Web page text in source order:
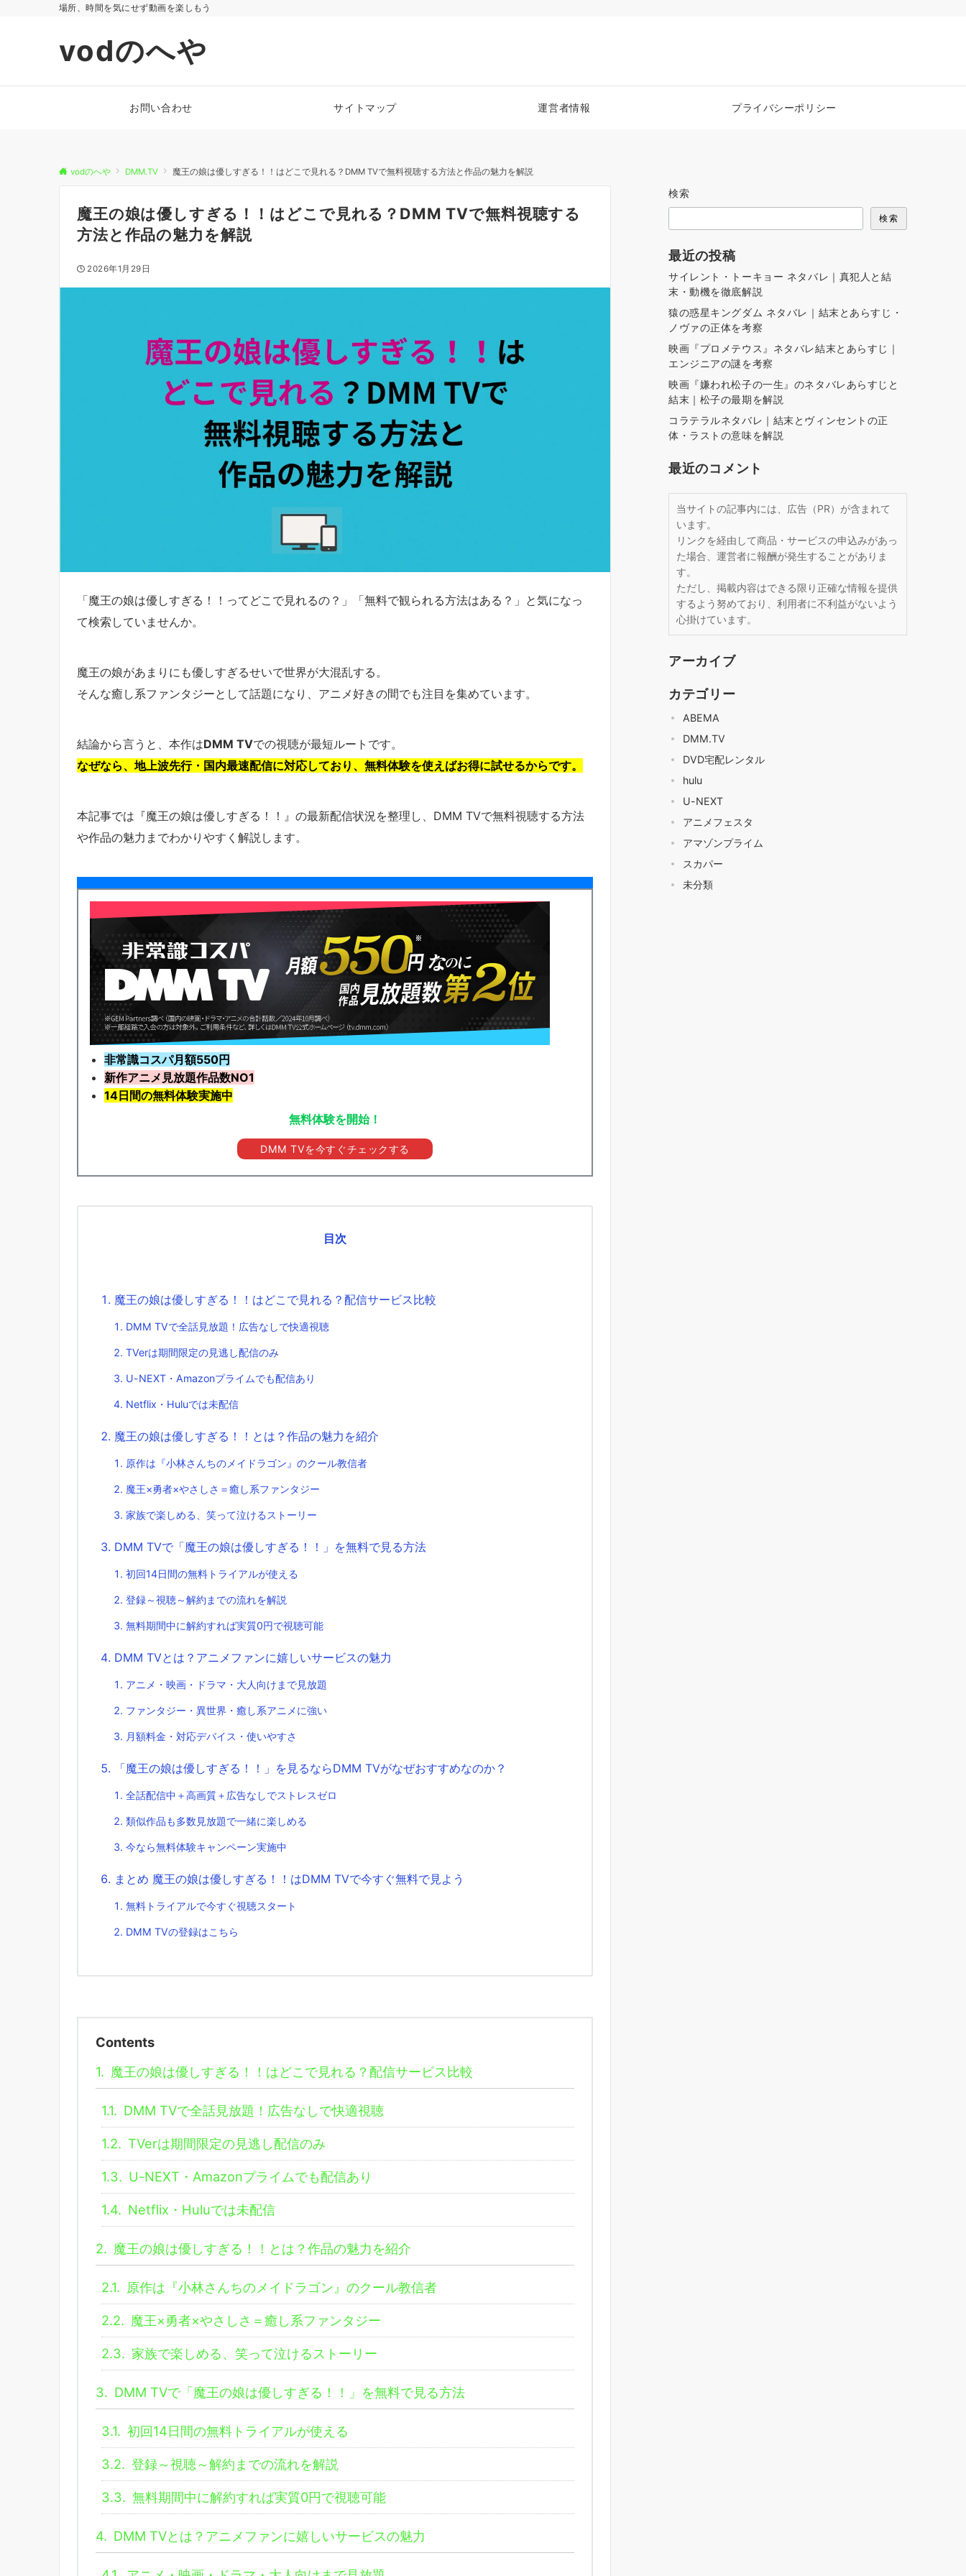
場所、時間を気にせず動画を楽しもう
vodのへや
お問い合わせ サイトマップ 運営者情報 プライバシーポリシー
vodのへや DMM.TV 魔王の娘は優しすぎる！！はどこで見れる？DMM TVで無料視聴する方法と作品の魅力を解説
魔王の娘は優しすぎる！！はどこで見れる？DMM TVで無料視聴する
方法と作品の魅力を解説
2026年1月29日
「魔王の娘は優しすぎる！！ってどこで見れるの？」「無料で観られる方法はある？」と気になっ
て検索していませんか。
魔王の娘があまりにも優しすぎるせいで世界が大混乱する。
そんな癒し系ファンタジーとして話題になり、アニメ好きの間でも注目を集めています。
結論から言うと、本作はDMM TVでの視聴が最短ルートです。
なぜなら、地上波先行・国内最速配信に対応しており、無料体験を使えばお得に試せるからです。
本記事では『魔王の娘は優しすぎる！！』の最新配信状況を整理し、DMM TVで無料視聴する方法
や作品の魅力までわかりやすく解説します。
非常識コスパ月額550円
新作アニメ見放題作品数NO1
14日間の無料体験実施中
無料体験を開始！
DMM TVを今すぐチェックする
目次
魔王の娘は優しすぎる！！はどこで見れる？配信サービス比較
DMM TVで全話見放題！広告なしで快適視聴
TVerは期間限定の見逃し配信のみ
U-NEXT・Amazonプライムでも配信あり
Netflix・Huluでは未配信
魔王の娘は優しすぎる！！とは？作品の魅力を紹介
原作は『小林さんちのメイドラゴン』のクール教信者
魔王×勇者×やさしさ＝癒し系ファンタジー
家族で楽しめる、笑って泣けるストーリー
DMM TVで「魔王の娘は優しすぎる！！」を無料で見る方法
初回14日間の無料トライアルが使える
登録～視聴～解約までの流れを解説
無料期間中に解約すれば実質0円で視聴可能
DMM TVとは？アニメファンに嬉しいサービスの魅力
アニメ・映画・ドラマ・大人向けまで見放題
ファンタジー・異世界・癒し系アニメに強い
月額料金・対応デバイス・使いやすさ
「魔王の娘は優しすぎる！！」を見るならDMM TVがなぜおすすめなのか？
全話配信中＋高画質＋広告なしでストレスゼロ
類似作品も多数見放題で一緒に楽しめる
今なら無料体験キャンペーン実施中
まとめ 魔王の娘は優しすぎる！！はDMM TVで今すぐ無料で見よう
無料トライアルで今すぐ視聴スタート
DMM TVの登録はこちら
Contents
1. 魔王の娘は優しすぎる！！はどこで見れる？配信サービス比較
1.1. DMM TVで全話見放題！広告なしで快適視聴
1.2. TVerは期間限定の見逃し配信のみ
1.3. U-NEXT・Amazonプライムでも配信あり
1.4. Netflix・Huluでは未配信
2. 魔王の娘は優しすぎる！！とは？作品の魅力を紹介
2.1. 原作は『小林さんちのメイドラゴン』のクール教信者
2.2. 魔王×勇者×やさしさ＝癒し系ファンタジー
2.3. 家族で楽しめる、笑って泣けるストーリー
3. DMM TVで「魔王の娘は優しすぎる！！」を無料で見る方法
3.1. 初回14日間の無料トライアルが使える
3.2. 登録～視聴～解約までの流れを解説
3.3. 無料期間中に解約すれば実質0円で視聴可能
4. DMM TVとは？アニメファンに嬉しいサービスの魅力
検索
検索
最近の投稿
サイレント・トーキョー ネタバレ｜真犯人と結
末・動機を徹底解説
猿の惑星キングダム ネタバレ｜結末とあらすじ・
ノヴァの正体を考察
映画『プロメテウス』ネタバレ結末とあらすじ｜
エンジニアの謎を考察
映画『嫌われ松子の一生』のネタバレあらすじと
結末｜松子の最期を解説
コラテラルネタバレ｜結末とヴィンセントの正
体・ラストの意味を解説
最近のコメント
当サイトの記事内には、広告（PR）が含まれて
います。
リンクを経由して商品・サービスの申込みがあっ
た場合、運営者に報酬が発生することがありま
す。
ただし、掲載内容はできる限り正確な情報を提供
するよう努めており、利用者に不利益がないよう
心掛けています。
アーカイブ
カテゴリー
ABEMA
DMM.TV
DVD宅配レンタル
hulu
U-NEXT
アニメフェスタ
アマゾンプライム
スカパー
未分類